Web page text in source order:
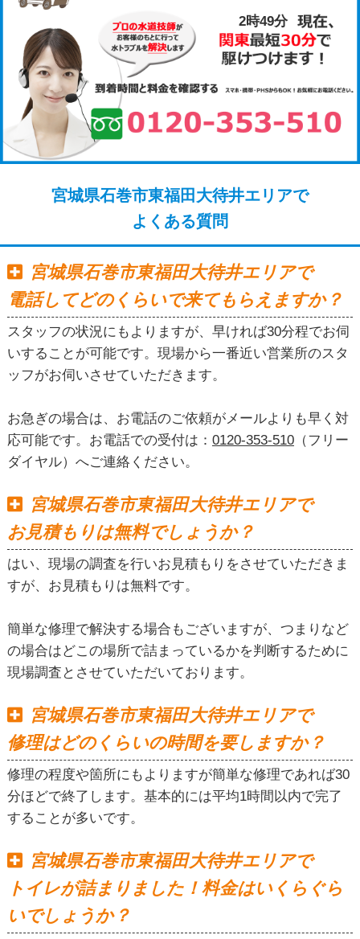
2時49分
宮城県石巻市東福田大待井エリアで
よくある質問
宮城県石巻市東福田大待井エリアで
電話してどのくらいで来てもらえますか？
スタッフの状況にもよりますが、早ければ30分程でお伺
いすることが可能です。現場から一番近い営業所のスタ
ッフがお伺いさせていただきます。
お急ぎの場合は、お電話のご依頼がメールよりも早く対
応可能です。お電話での受付は： 0120-353-510（フリー
ダイヤル）へご連絡ください。
宮城県石巻市東福田大待井エリアで
お見積もりは無料でしょうか？
はい、現場の調査を行いお見積もりをさせていただきま
すが、お見積もりは無料です。
簡単な修理で解決する場合もございますが、つまりなど
の場合はどこの場所で詰まっているかを判断するために
現場調査とさせていただいております。
宮城県石巻市東福田大待井エリアで
修理はどのくらいの時間を要しますか？
修理の程度や箇所にもよりますが簡単な修理であれば30
分ほどで終了します。基本的には平均1時間以内で完了
することが多いです。
宮城県石巻市東福田大待井エリアで
トイレが詰まりました！料金はいくらぐら
いでしょうか？